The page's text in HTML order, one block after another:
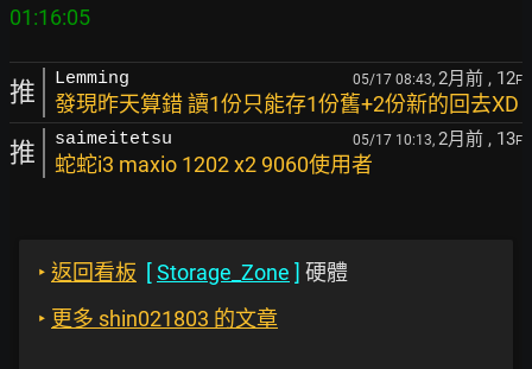
推 Lemming 05/17 08:43, 2月前 , 12F
發現昨天算錯 讀1份只能存1份舊+2份新的回去XD
推 saimeitetsu 05/17 10:13, 2月前 , 13F
蛇蛇i3 maxio 1202 x2 9060使用者
‣ 返回看板 [Storage_Zone ] 硬體
‣ 更多 shin021803 的文章